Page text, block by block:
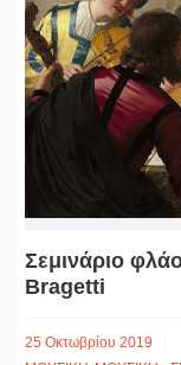
Σεμινάριο
Bragetti
25 Οκτωβρίου 2019